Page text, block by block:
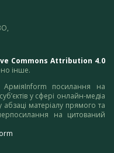
Commons Attribution 4.0
інше.
АрміяInform посилання на
у сфері онлайн-медіа
матеріалу прямого та
на цитований